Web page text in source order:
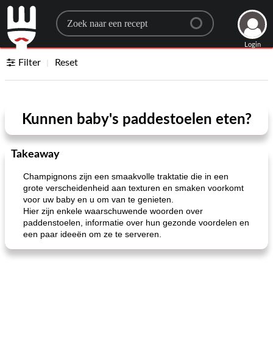
Search for a recipe
Login
Filter Reset
Kunnen baby's paddestoelen eten?
Takeaway
Champignons zijn een smaakvolle traktatie die in een
grote verscheidenheid aan texturen en smaken voorkomt
voor uw baby en u om van te genieten.
Hier zijn enkele waarschuwende woorden over
paddenstoelen, informatie over hun gezonde voordelen en
een paar ideeën om ze te serveren.